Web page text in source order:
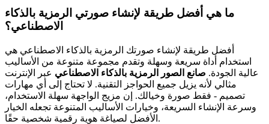
ما هي أفضل طريقة لإنشاء صورتي الرمزية بالذكاء
الاصطناعي؟
أفضل طريقة لإنشاء صورتك الرمزية بالذكاء الاصطناعي هي
استخدام أداة سريعة وسهلة وتقدم مجموعة متنوعة من الأساليب
عالية الجودة. صانع الصور الرمزية بالذكاء الاصطناعي عبر الإنترنت
مثالي لأنه يزيل جميع الحواجز التقنية. لا تحتاج إلى أي مهارات
تصميم - فقط صورة وخيالك. إن مزيج الواجهة سهلة الاستخدام،
وسرعة الإنشاء السريعة، وخيارات الأساليب المتنوعة تجعله الخيار
الأفضل لصياغة هوية رقمية شخصية حقًا.